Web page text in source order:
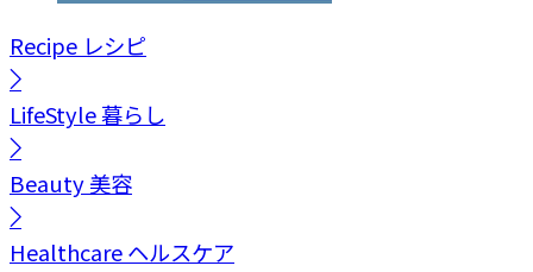
Recipe レシピ
LifeStyle暮らし
Beauty美容
Healthcareヘルスケア